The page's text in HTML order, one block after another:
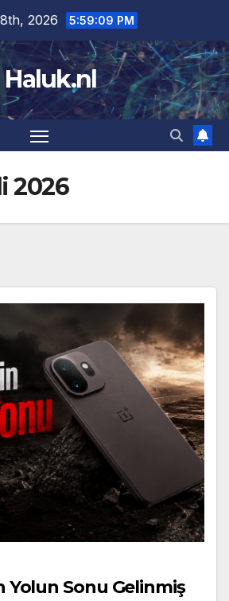
2026 5:59:10 PM
Haluk.nl
2026
Yolun Sonu Gelinmiş